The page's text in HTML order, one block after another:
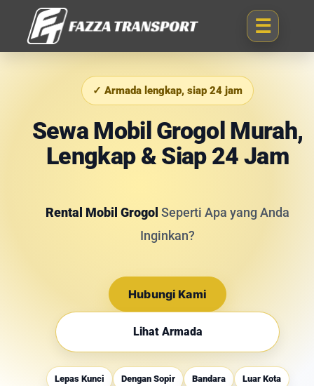
✓ Armada lengkap, siap 24 jam
Sewa Mobil Grogol Murah,
Lengkap & Siap 24 Jam
Rental Mobil Grogol Seperti Apa yang Anda
Inginkan?
Hubungi Kami
Lihat Armada
Lepas Kunci Dengan Sopir Bandara Luar Kota